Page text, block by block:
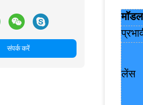
संपर्क करें
लेंस